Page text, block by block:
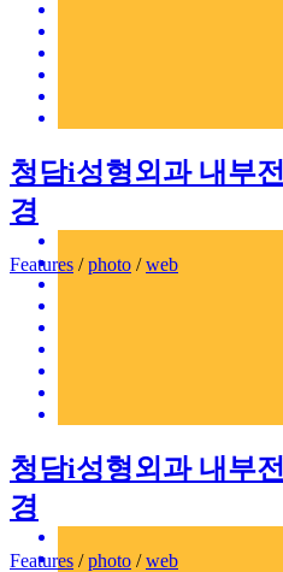
청담i성형외과 내부전
경
Features /photo /web
청담i성형외과 내부전
경
Features /photo /web